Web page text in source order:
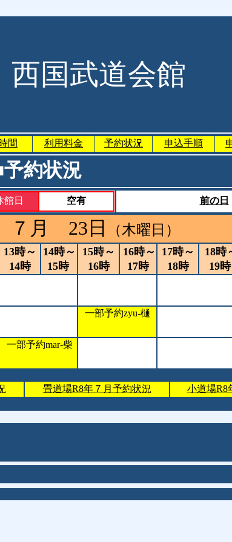
西国武道会館
間 利用料金 予約状況 申込手順
予約状況
館日 空有 前の日
月 23日 （木曜日）
13時～
14時
14時～
15時
15時～
16時
16時～
17時
17時～
18時
18時
19時
一部予約zyu-樋
一部予約mar-柴
畳道場R8年７月予約状況 小道場R8